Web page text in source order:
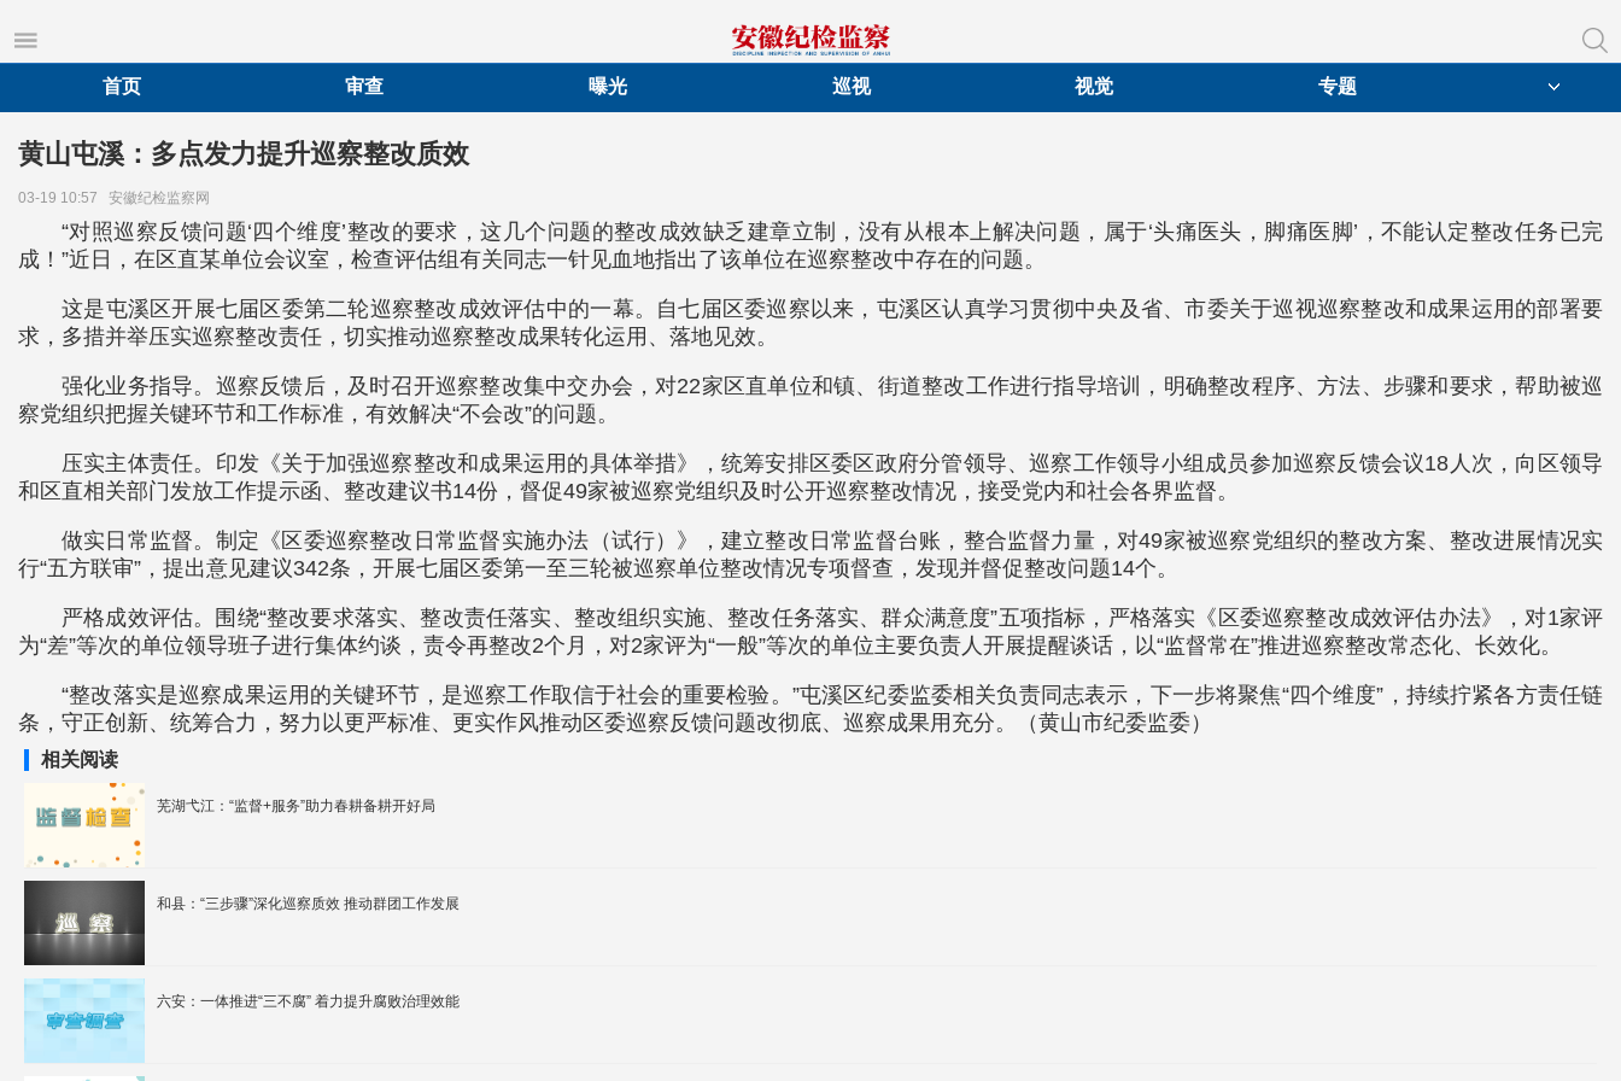
首页
审查 曝光 巡视 视觉 专题
黄山屯溪：多点发力提升巡察整改质效
03-19 10:57 安徽纪检监察网
“对照巡察反馈问题‘四个维度’整改的要求，这几个问题的整改成效缺乏建章立制，没有从根本上解决问题，属于‘头痛医头，脚痛医脚’，不能认定整改任务已完
成！”近日，在区直某单位会议室，检查评估组有关同志一针见血地指出了该单位在巡察整改中存在的问题。
这是屯溪区开展七届区委第二轮巡察整改成效评估中的一幕。自七届区委巡察以来，屯溪区认真学习贯彻中央及省、市委关于巡视巡察整改和成果运用的部署要
求，多措并举压实巡察整改责任，切实推动巡察整改成果转化运用、落地见效。
强化业务指导。巡察反馈后，及时召开巡察整改集中交办会，对22家区直单位和镇、街道整改工作进行指导培训，明确整改程序、方法、步骤和要求，帮助被巡
察党组织把握关键环节和工作标准，有效解决“不会改”的问题。
压实主体责任。印发《关于加强巡察整改和成果运用的具体举措》，统筹安排区委区政府分管领导、巡察工作领导小组成员参加巡察反馈会议18人次，向区领导
和区直相关部门发放工作提示函、整改建议书14份，督促49家被巡察党组织及时公开巡察整改情况，接受党内和社会各界监督。
做实日常监督。制定《区委巡察整改日常监督实施办法（试行）》，建立整改日常监督台账，整合监督力量，对49家被巡察党组织的整改方案、整改进展情况实
行“五方联审”，提出意见建议342条，开展七届区委第一至三轮被巡察单位整改情况专项督查，发现并督促整改问题14个。
严格成效评估。围绕“整改要求落实、整改责任落实、整改组织实施、整改任务落实、群众满意度”五项指标，严格落实《区委巡察整改成效评估办法》，对1家评
为“差”等次的单位领导班子进行集体约谈，责令再整改2个月，对2家评为“一般”等次的单位主要负责人开展提醒谈话，以“监督常在”推进巡察整改常态化、长效化。
“整改落实是巡察成果运用的关键环节，是巡察工作取信于社会的重要检验。”屯溪区纪委监委相关负责同志表示，下一步将聚焦“四个维度”，持续拧紧各方责任链
条，守正创新、统筹合力，努力以更严标准、更实作风推动区委巡察反馈问题改彻底、巡察成果用充分。（黄山市纪委监委）
相关阅读
芜湖弋江：“监督+服务”助力春耕备耕开好局
和县：“三步骤”深化巡察质效 推动群团工作发展
六安：一体推进“三不腐” 着力提升腐败治理效能